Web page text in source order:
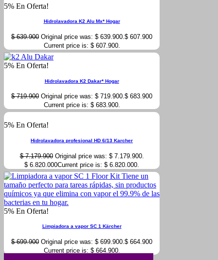
5% En Oferta!
Hidrolavadora K2 Alu Mx* Hogar
$639.900 Original price was: $ 639.900. $ 607.900
Current price is: $ 607.900.
5% En Oferta!
Hidrolavadora K2 Dakar* Hogar
$719.900 Original price was: $ 719.900.$ 683.900
Current price is: $ 683.900.
5% En Oferta!
Hidrolavadora profesional HD 6/13 Karcher
$7.179.900 Original price was: $ 7.179.900.
$ 6.820.000Current price is: $ 6.820.000.
5% En Oferta!
Limpiadora a vapor SC 1 Kärcher
$699.900 Original price was: $ 699.900.$ 664.900
Current price is: $ 664.900.